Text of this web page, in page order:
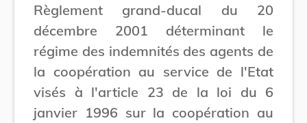
Règlement grand-ducal du 20
décembre 2001 déterminant le
régime des indemnités des agents de
la coopération au service de l'Etat
visés à l'article 23 de la loi du 6
janvier 1996 sur la coopération au